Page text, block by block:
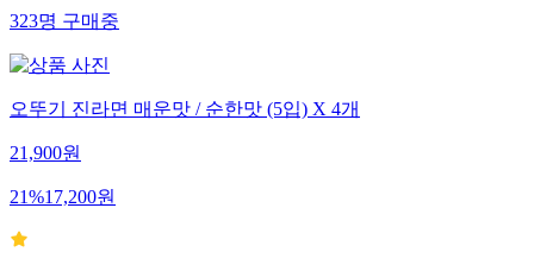
323명구매중
오뚜기 진라면 매운맛 / 순한맛 (5입) X 4개
21,900원
21%17,200원